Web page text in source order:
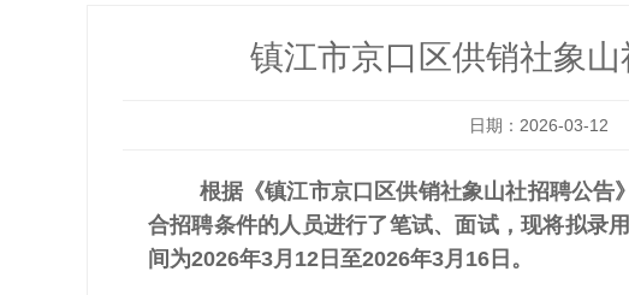
镇江市京口区供销社象
日期：2026-03-12
根据《镇江市京口区供销社象山社招聘公告
合招聘条件的人员进行了笔试、面试，现将拟录
间为2026年3月12日至2026年3月16日。